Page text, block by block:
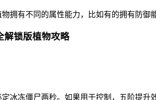
拥有不同的属性能力，比如有的拥有防
解锁版植物攻略
冰冻僵尸两秒。如果用于控制，五阶提升